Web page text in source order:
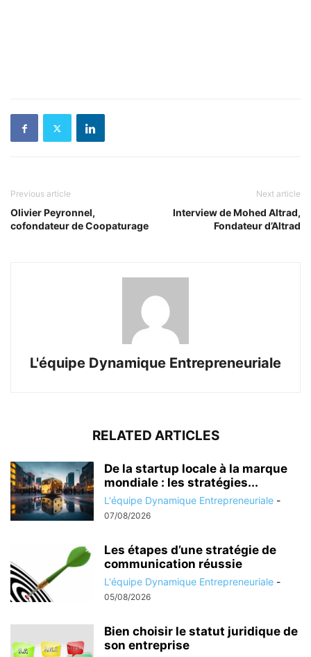
Previous article
Olivier Peyronnel,
cofondateur de Coopaturage
Next article
Interview de Mohed Altrad,
Fondateur d’Altrad
L'équipe Dynamique Entrepreneuriale
RELATED ARTICLES
De la startup locale à la marque
mondiale : les stratégies...
L'équipe Dynamique Entrepreneuriale -
07/08/2026
Les étapes d’une stratégie de
communication réussie
L'équipe Dynamique Entrepreneuriale -
05/08/2026
Bien choisir le statut juridique de
son entreprise